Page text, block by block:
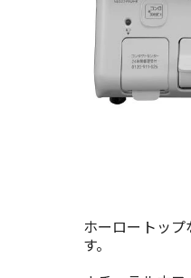
ホーロートッ
す。